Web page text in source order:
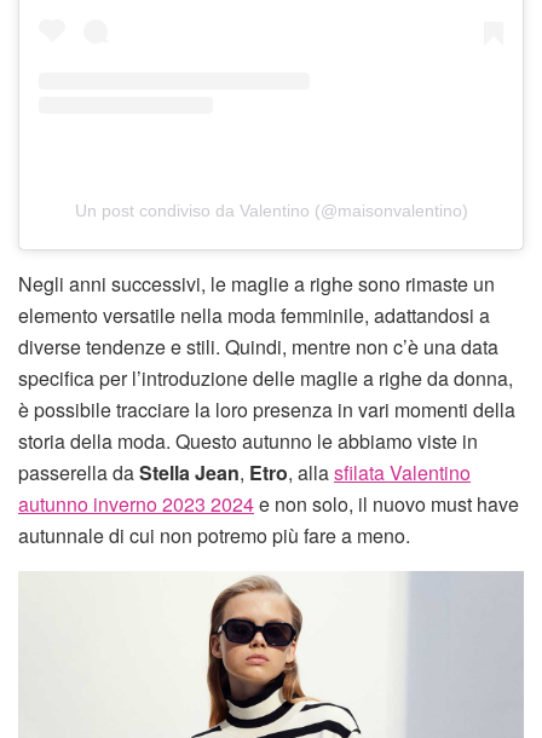
Un post condiviso da Valentino (@maisonvalentino)
Negli anni successivi, le maglie a righe sono rimaste un
elemento versatile nella moda femminile, adattandosi a
diverse tendenze e stili. Quindi, mentre non c’è una data
specifica per l’introduzione delle maglie a righe da donna,
è possibile tracciare la loro presenza in vari momenti della
storia della moda. Questo autunno le abbiamo viste in
passerella daStella Jean, Etro, allasfilata Valentino
autunno inverno 2023 2024e non solo, il nuovo must have
autunnale di cui non potremo più fare a meno.